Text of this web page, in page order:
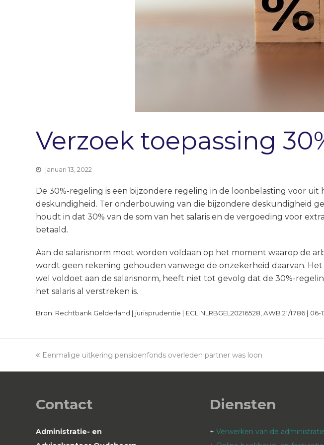
Verzoek toepassing
januari 13, 2022
De 30%-regeling is een bijzondere regeling in de loonbelasting voor
deskundigheid. Ter onderbouwing van die bijzondere deskundigheid
houdt in dat 30% van de som van het salaris en de vergoeding voor
betaald.
Aan de salarisnorm moet worden voldaan op het moment waarop de
wordt geen rekening gehouden vanwege de onzekerheid daarvan.
wel voldoet aan de salarisnorm, heeft niet tot gevolg dat de 30%-
het salaris al verstreken is.
Bron: Rechtbank Gelderland | jurisprudentie | ECLINLRBGEL20216528, AWB 21/1786 | 06-
previous
Eenmalige uitkering pensioenfonds overleden partner was loon
Contact
Administratie- en
Diensten
+ Verwerken van de